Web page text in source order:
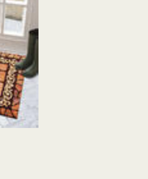
stilvoller anfühlt. Läufermatten
verleihen offenen
können von Läufer- und
und Fußgängerverkehr
in Bereichen, in denen häufig